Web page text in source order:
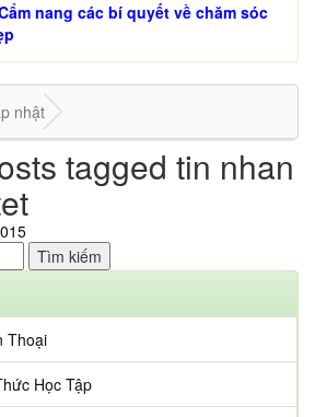
nang các bí quyết về chăm sóc
nhật
tagged tin nhan
Thoại
Học Tập